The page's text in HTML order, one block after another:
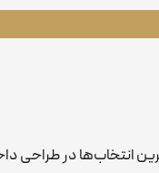
انتخاب‌ها در طراحی